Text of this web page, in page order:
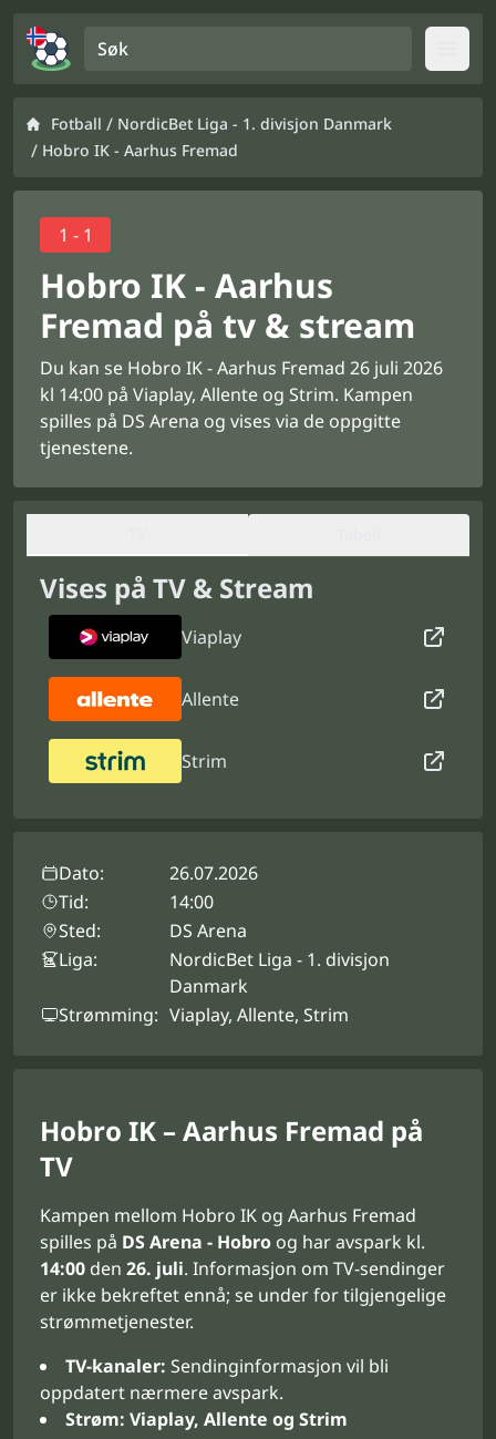
Fotball / NordicBet Liga - 1. divisjon Danmark
/ Hobro IK - Aarhus Fremad
1 - 1
Hobro IK - Aarhus
Fremad på tv & stream
Du kan se Hobro IK - Aarhus Fremad 26 juli 2026
kl 14:00 på Viaplay, Allente og Strim. Kampen
spilles på DS Arena og vises via de oppgitte
tjenestene.
Vises på TV & Stream
Viaplay
Allente
Strim
Dato:
26.07.2026
Tid:
14:00
Sted:
DS Arena
Liga:
NordicBet Liga - 1. divisjon
Danmark
Strømming: Viaplay, Allente, Strim
Hobro IK – Aarhus Fremad på
TV
Kampen mellom Hobro IK og Aarhus Fremad
spilles på DS Arena - Hobro og har avspark kl.
14:00 den 26. juli. Informasjon om TV-sendinger
er ikke bekreftet ennå; se under for tilgjengelige
strømmetjenester.
TV-kanaler: Sendinginformasjon vil bli
oppdatert nærmere avspark.
Strøm: Viaplay, Allente og Strim